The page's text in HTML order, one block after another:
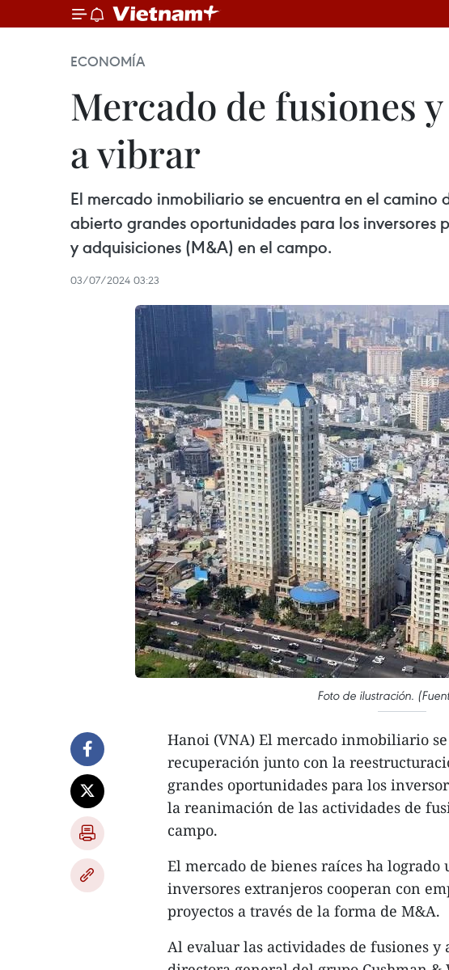
ECONOMÍA
Mercado de fusiones
a vibrar
El mercado inmobiliario se encuentra en el camino
abierto grandes oportunidades para los inversores
y adquisiciones (M&A) en el campo.
03/07/2024 03:23
Foto de ilustración.
Hanoi (VNA) El mercado inmobiliario
recuperación junto con la
grandes oportunidades para los
la reanimación de las actividades de
campo.
El mercado de bienes raíces ha logrado
inversores extranjeros cooperan con
proyectos a través de la forma de M&A.
Al evaluar las actividades de fusiones